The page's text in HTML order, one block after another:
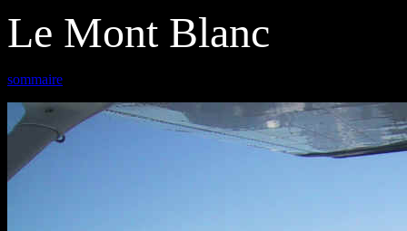
Le Mont Blanc
sommaire